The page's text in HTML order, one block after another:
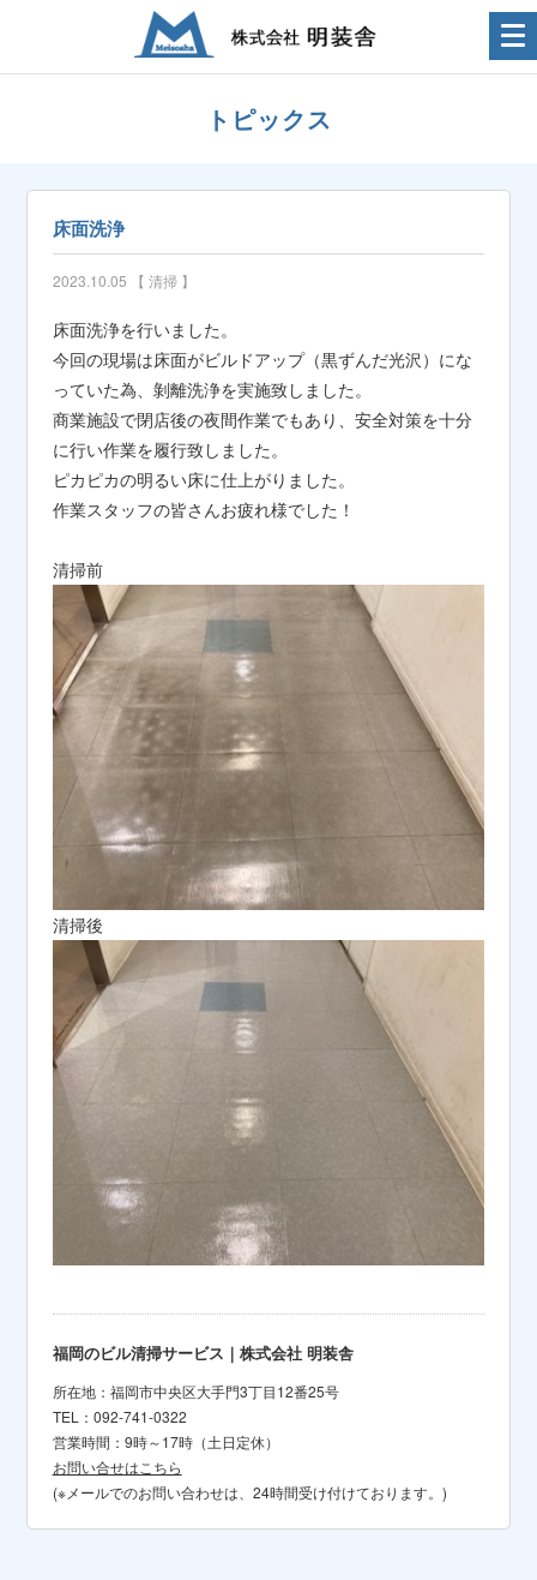
トピックス
床面洗浄
2023.10.05 【 清掃】
床面洗浄を行いました。
今回の現場は床面がビルドアップ（黒ずんだ光沢）にな
っていた為、剝離洗浄を実施致しました。
商業施設で閉店後の夜間作業でもあり、安全対策を十分
に行い作業を履行致しました。
ピカピカの明るい床に仕上がりました。
作業スタッフの皆さんお疲れ様でした！
清掃前
清掃後
福岡のビル清掃サービス｜株式会社 明装舎
所在地：福岡市中央区大手門3丁目12番25号
TEL：092-741-0322
営業時間：9時～17時（土日定休）
お問い合せはこちら
(※メールでのお問い合わせは、24時間受け付けております。)